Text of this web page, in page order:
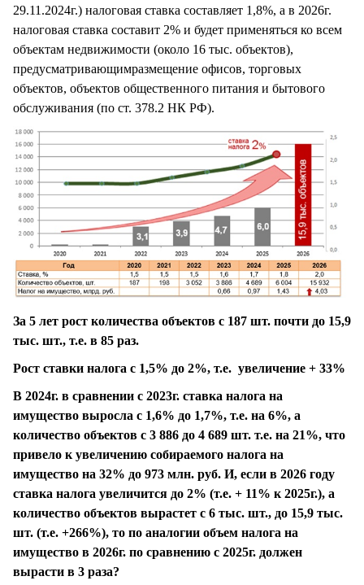
29.11.2024г.) налоговая ставка составляет 1,8%, а в 2026г.
налоговая ставка составит 2% и будет применяться ко всем
объектам недвижимости (около 16 тыс. объектов),
предусматривающимразмещение офисов, торговых
объектов, объектов общественного питания и бытового
обслуживания (по ст. 378.2 НК РФ).
За 5 лет рост количества объектов с 187 шт. почти до 15,9
тыс. шт., т.е. в 85 раз.
Рост ставки налога с 1,5% до 2%, т.е. увеличение + 33%
В 2024г. в сравнении с 2023г. ставка налога на
имущество выросла с 1,6% до 1,7%, т.е. на 6%, а
количество объектов с 3 886 до 4 689 шт. т.е. на 21%, что
привело к увеличению собираемого налога на
имущество на 32% до 973 млн. руб. И, если в 2026 году
ставка налога увеличится до 2% (т.е. + 11% к 2025г.), а
количество объектов вырастет с 6 тыс. шт., до 15,9 тыс.
шт. (т.е. +266%), то по аналогии объем налога на
имущество в 2026г. по сравнению с 2025г. должен
вырасти в 3 раза?